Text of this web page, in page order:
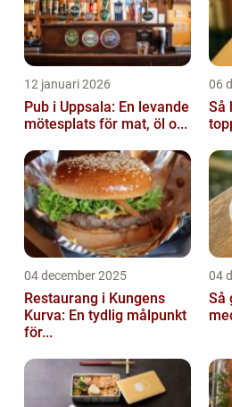
12 januari 2026
Pub i Uppsala: En levande
mötesplats för mat, öl o...
06
Så
04 december 2025
Restaurang i Kungens
Kurva: En tydlig målpunkt
för...
04
Så